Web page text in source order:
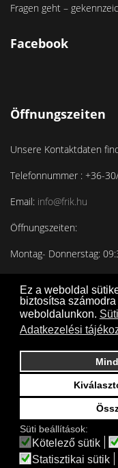
Ez a weboldal
biztosítsa
weboldalunkon.
Adatkezelési
Süti beállítások:
Kötelező sütik
Statisztikai sütik
Fragen geht –
Facebook
Öffnungszeiten
Unsere Kontaktdaten
Telefonnummer : +36-
Email: info@frik.hu
Öffnungszeiten:
Montag- Donnerstag: